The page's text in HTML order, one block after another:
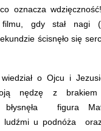
oznacza
gdy stał nagi
ścisnęło się
o Ojcu i
nędzę z brakiem
błysnęła figura
ludźmi u podnóża